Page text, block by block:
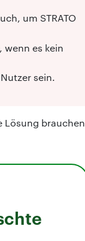
um STRATO
es kein
sein.
Lösung brauchen